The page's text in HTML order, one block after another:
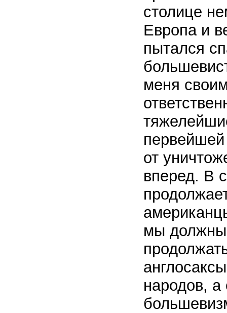
столице
Европа и
пытался
меня
от
вперед. В
мы должны
народов, а